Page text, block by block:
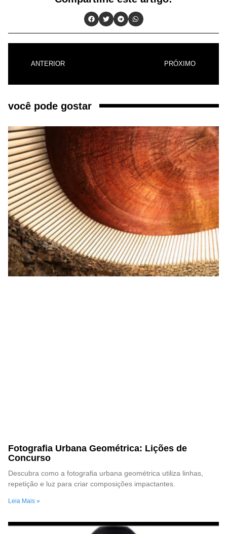
ANTERIOR PRÓXIMO
você pode gostar
Fotografia Urbana Geométrica: Lições de
Concurso
Descubra como a fotografia urbana geométrica utiliza linhas,
repetição e luz para criar composições impactantes.
Leia Mais »